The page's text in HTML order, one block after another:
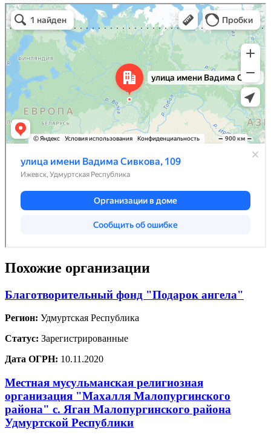
Похожие организации
Благотворительный фонд "Подарок ангела"
Регион: Удмуртская Республика
Статус: Зарегистрированные
Дата ОГРН: 10.11.2020
Местная мусульманская религиозная
организация "Махалля Малопургинского
района" с. Яган Малопургинского района
Удмуртской Республики